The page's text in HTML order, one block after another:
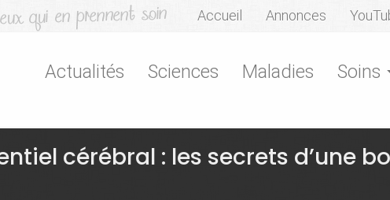
Accueil Annonces
Actualités Sciences Maladies Soins
cérébral : les secrets d’une